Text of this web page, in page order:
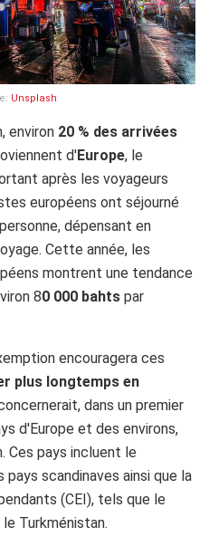
Unsplash
environ 20 % des arrivées
d'Europe, le
après les voyageurs
européens ont séjourné
dépensant en
Cette année, les
montrent une tendance
80 000 bahts par
encouragera ces
plus longtemps en
dans un premier
d'Europe et des environs,
Ces pays incluent le
pays scandinaves ainsi que la
(CEI), tels que le
Turkménistan.